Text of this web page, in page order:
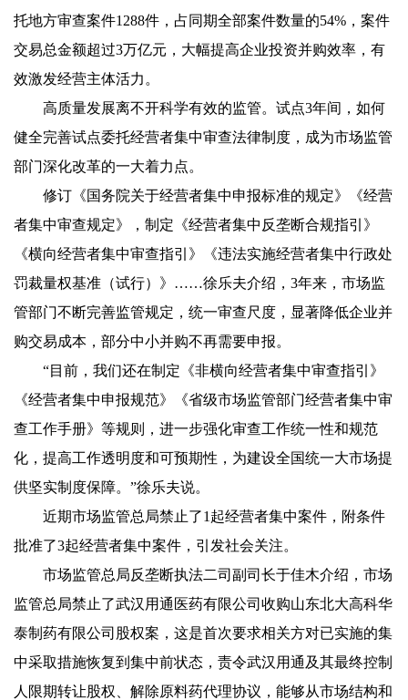
托地方审查案件1288件，占同期全部案件数量的54%，案件
交易总金额超过3万亿元，大幅提高企业投资并购效率，有
效激发经营主体活力。
高质量发展离不开科学有效的监管。试点3年间，如何
健全完善试点委托经营者集中审查法律制度，成为市场监管
部门深化改革的一大着力点。
修订《国务院关于经营者集中申报标准的规定》《经营
者集中审查规定》，制定《经营者集中反垄断合规指引》
《横向经营者集中审查指引》《违法实施经营者集中行政处
罚裁量权基准（试行）》……徐乐夫介绍，3年来，市场监
管部门不断完善监管规定，统一审查尺度，显著降低企业并
购交易成本，部分中小并购不再需要申报。
“目前，我们还在制定《非横向经营者集中审查指引》
《经营者集中申报规范》《省级市场监管部门经营者集中审
查工作手册》等规则，进一步强化审查工作统一性和规范
化，提高工作透明度和可预期性，为建设全国统一大市场提
供坚实制度保障。”徐乐夫说。
近期市场监管总局禁止了1起经营者集中案件，附条件
批准了3起经营者集中案件，引发社会关注。
市场监管总局反垄断执法二司副司长于佳木介绍，市场
监管总局禁止了武汉用通医药有限公司收购山东北大高科华
泰制药有限公司股权案，这是首次要求相关方对已实施的集
中采取措施恢复到集中前状态，责令武汉用通及其最终控制
人限期转让股权、解除原料药代理协议，能够从市场结构和